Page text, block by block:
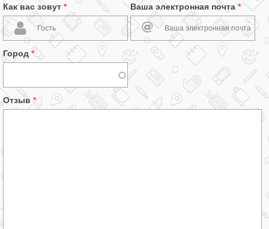
Как вас зовут * Ваша электронная почта *
Город *
Отзыв *